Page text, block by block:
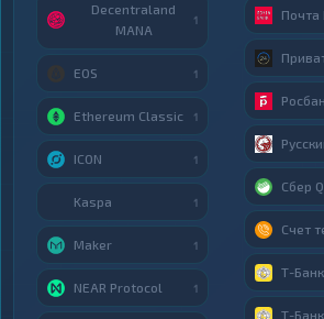
Decentraland
MANA
1
EOS 1
Ethereum Classic 1
ICON 1
Kaspa 1
Maker 1
NEAR Protocol 1
Почта
Сбер
Счет
Т-Банк
Т-